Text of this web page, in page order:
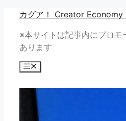
カグア！ Creator Economy
※本サイトは記事内にプロモ
あります
メ
ー